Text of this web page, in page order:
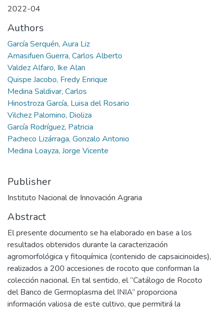
2022-04
Authors
García Serquén, Aura Liz
Amasifuen Guerra, Carlos Alberto
Valdez Alfaro, Ike Alan
Quispe Jacobo, Fredy Enrique
Medina Saldivar, Carlos
Hinostroza García, Luisa del Rosario
Vilchez Palomino, Dioliza
García Rodríguez, Patricia
Pacheco Lizárraga, Gonzalo Antonio
Medina Loayza, Jorge Vicente
Publisher
Instituto Nacional de Innovación Agraria
Abstract
El presente documento se ha elaborado en base a los
resultados obtenidos durante la caracterización
agromorfológica y fitoquímica (contenido de capsaicinoides),
realizados a 200 accesiones de rocoto que conforman la
colección nacional. En tal sentido, el “Catálogo de Rocoto
del Banco de Germoplasma del INIA” proporciona
información valiosa de este cultivo, que permitirá la